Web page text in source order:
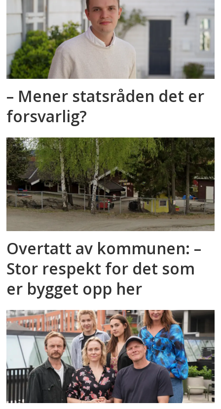
– Mener statsråden det er
forsvarlig?
Overtatt av kommunen: –
Stor respekt for det som
er bygget opp her